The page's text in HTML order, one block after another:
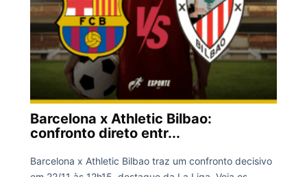
Barcelona x Athletic Bilbao:
confronto direto entr...
Barcelona x Athletic Bilbao traz um confronto decisivo